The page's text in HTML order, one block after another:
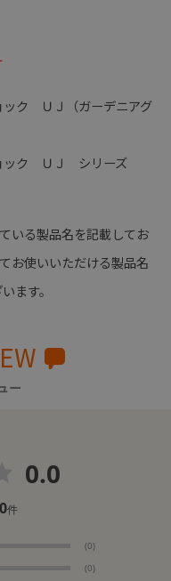
ク ＵＪ（ガーデニアグ
ック ＵＪ シリーズ
いる製品名を記載してお
お使いいただける製品名
ます。
ー
0.0
0件
(0)
(0)